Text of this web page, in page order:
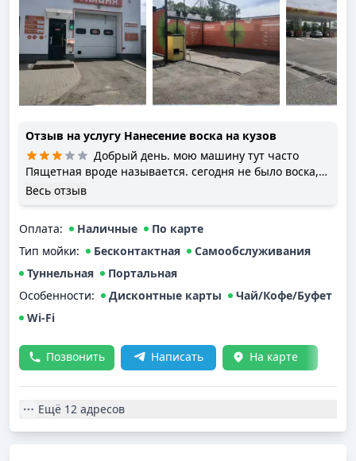
Отзыв на услугу Нанесение воска на кузов
Добрый день. мою машину тут часто
Пящетная вроде называется. сегодня не было воска,
машина после мойки мокрая. такое редко бывает, но
Весь отзыв
Оплата: Наличные
По карте
Тип мойки: Бесконтактная
Самообслуживания
Туннельная
Портальная
Особенности:
Дисконтные карты
Чай/Кофе/Буфет
Wi-Fi
Позвонить Написать На карте
Ещё 12 адресов